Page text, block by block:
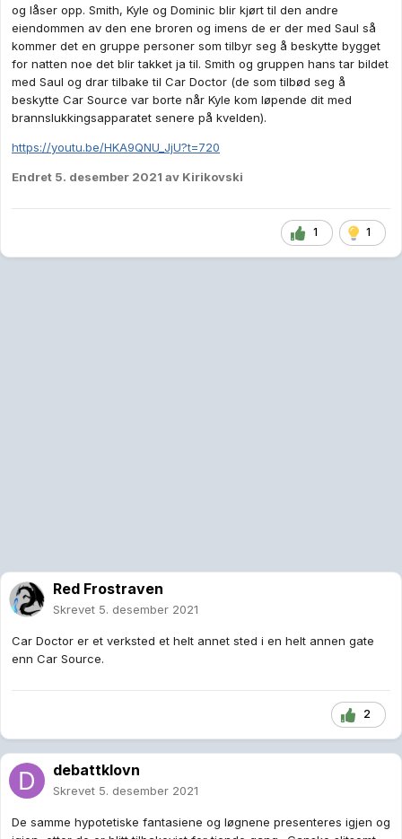
og låser opp. Smith, Kyle og Dominic blir kjørt til den andre
eiendommen av den ene broren og imens de er der med Saul så
kommer det en gruppe personer som tilbyr seg å beskytte bygget
for natten noe det blir takket ja til. Smith og gruppen hans tar bildet
med Saul og drar tilbake til Car Doctor (de som tilbød seg å
beskytte Car Source var borte når Kyle kom løpende dit med
brannslukkingsapparatet senere på kvelden).
https://youtu.be/HKA9QNU_JjU?t=720
Endret 5. desember 2021 av Kirikovski
1 1
Red Frostraven
Skrevet 5. desember 2021
Car Doctor er et verksted et helt annet sted i en helt annen gate
enn Car Source.
2
debattklovn
Skrevet 5. desember 2021
De samme hypotetiske fantasiene og løgnene presenteres igjen og